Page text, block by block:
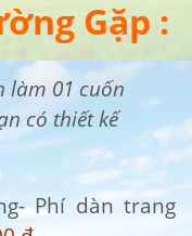
Gặp :
làm 01 cuốn
có thiết kế
Phí dàn trang